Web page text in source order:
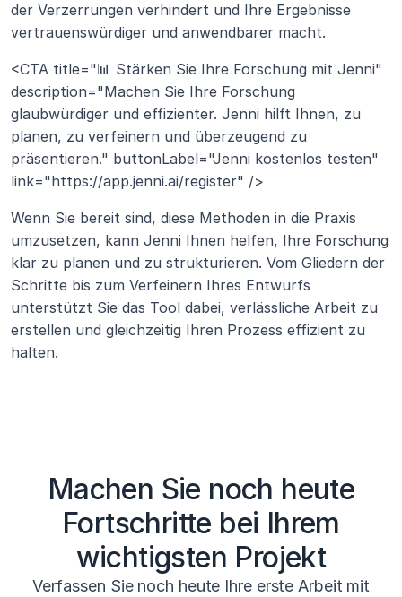
der Verzerrungen verhindert und Ihre Ergebnisse
vertrauenswürdiger und anwendbarer macht.
<CTA title="📊 Stärken Sie Ihre Forschung mit Jenni"
description="Machen Sie Ihre Forschung
glaubwürdiger und effizienter. Jenni hilft Ihnen, zu
planen, zu verfeinern und überzeugend zu
präsentieren." buttonLabel="Jenni kostenlos testen"
link="https://app.jenni.ai/register" />
Wenn Sie bereit sind, diese Methoden in die Praxis
umzusetzen, kann Jenni Ihnen helfen, Ihre Forschung
klar zu planen und zu strukturieren. Vom Gliedern der
Schritte bis zum Verfeinern Ihres Entwurfs
unterstützt Sie das Tool dabei, verlässliche Arbeit zu
erstellen und gleichzeitig Ihren Prozess effizient zu
halten.
Machen Sie noch heute
Fortschritte bei Ihrem
wichtigsten Projekt
Verfassen Sie noch heute Ihre erste Arbeit mit